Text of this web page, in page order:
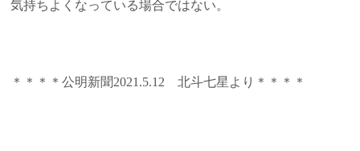
気持ちよくなっている場合ではない。
＊＊＊＊公明新聞2021.5.12 北斗七星より＊＊＊＊